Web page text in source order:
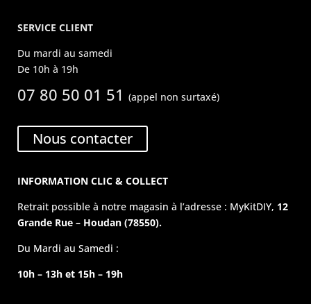
SERVICE CLIENT
Du mardi au samedi
De 10h à 19h
07 80 50 01 51(appel non surtaxé)
Nous contacter
INFORMATION CLIC & COLLECT
Retrait possible à notre magasin à l’adresse : MyKitDIY, 12
Grande Rue – Houdan (78550).
Du Mardi au Samedi :
10h – 13h et 15h – 19h